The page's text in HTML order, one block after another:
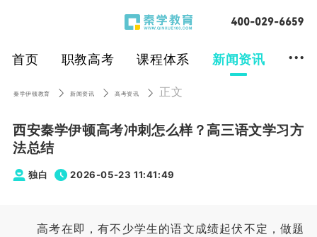
首页 职教高考 课程体系 新闻资讯 ...
秦学伊顿教育 新闻资讯 高考资讯 正文
西安秦学伊顿高考冲刺怎么样？高三语文学习方
法总结
独白 2026-05-23 11:41:49
高考在即，有不少学生的语文成绩起伏不定，做题